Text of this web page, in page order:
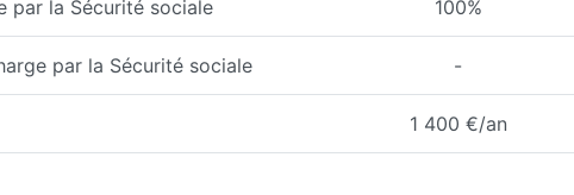
par la Sécurité sociale 100%
par la Sécurité sociale -
1 400 €/an